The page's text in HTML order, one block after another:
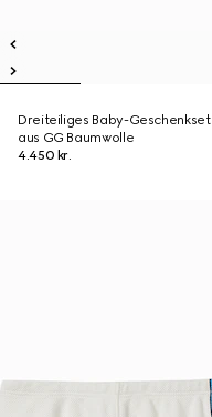
Dreiteiliges Baby-Geschenkset
aus GG Baumwolle
4.450 kr.